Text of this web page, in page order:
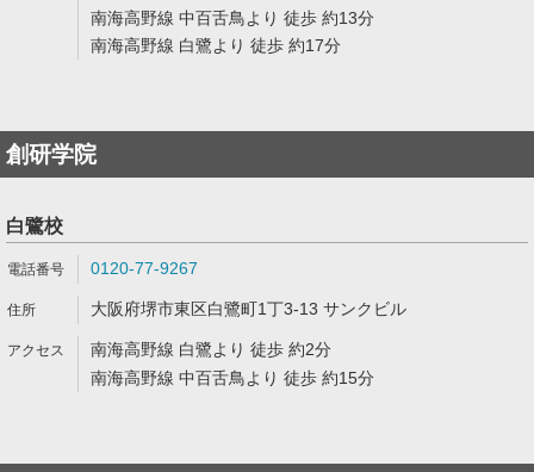
南海高野線 中百舌鳥より 徒歩 約13分
南海高野線 白鷺より 徒歩 約17分
創研学院
白鷺校
0120-77-9267
大阪府堺市東区白鷺町1丁3-13 サンクビル
南海高野線 白鷺より 徒歩 約2分
南海高野線 中百舌鳥より 徒歩 約15分